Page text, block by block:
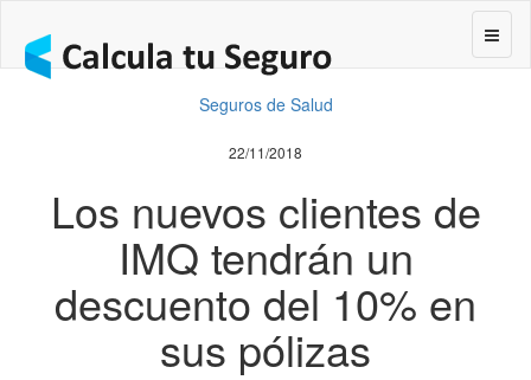
Seguros de Salud
22/11/2018
Los nuevos clientes de
IMQ tendrán un
descuento del 10% en
sus pólizas